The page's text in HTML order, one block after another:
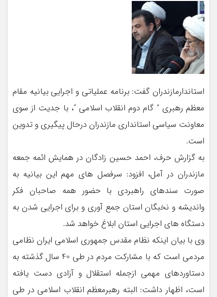
استاندارمازندران گفت: برنامه عملیاتی و اجرایی بیانیه مقام
معظم رهبری ” گام دوم انقلاب اسلامی “، با جدیت از سوی
معاونت سیاسی استانداری مازندران درحال پیگیری و تدوین
است.
به گزارش حرف، احمد حسین زادگان در همایش ائمه جمعه
مازندران در آمل، افزود: سرفصل های مهم این بیانیه به
صورت سندهای راهبردی با حضور همه صاحبان فکر
واندیشه و نخبگان استان جمع آوری و برای اجرایی شدن به
دستگاه های اجرایی استان ابلاغ خواهد شد.
وی با بیان اینکه نظام مقدس جمهوری اسلامی ایران نظامی
مردمی است که با مشارکت مردم در طی 40 سال گذشته به
دستاوردهای مهمی ازجمله استقلال و آزادی دست یافته
است، اظهار داشت: البته رهبرمعظم انقلاب اسلامی در طی